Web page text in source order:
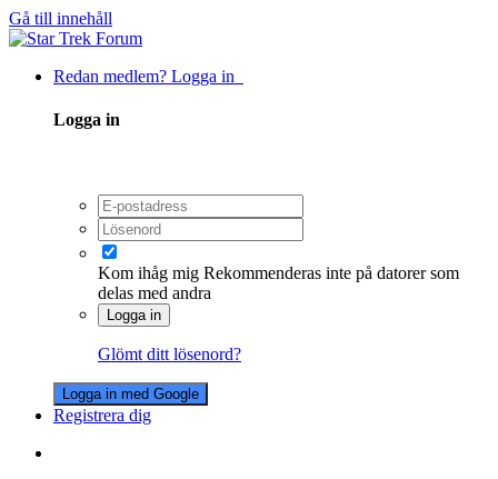
Gå till innehåll
Redan medlem? Logga in
Logga in
Kom ihåg mig Rekommenderas inte på datorer som
delas med andra
Logga in
Glömt ditt lösenord?
Logga in med Google
Registrera dig